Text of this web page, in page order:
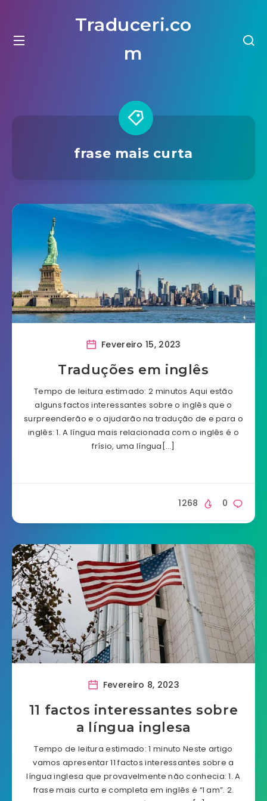
Traduceri.co
m
frase mais curta
Fevereiro 15, 2023
Traduções em inglês
Tempo de leitura estimado: 2 minutos Aqui estão
alguns factos interessantes sobre o inglês que o
surpreenderão e o ajudarão na tradução de e para o
inglês: 1. A língua mais relacionada com o inglês é o
frísio, uma língua[…]
0
1268
Fevereiro 8, 2023
11 factos interessantes sobre
a língua inglesa
Tempo de leitura estimado: 1 minuto Neste artigo
vamos apresentar 11 factos interessantes sobre a
língua inglesa que provavelmente não conhecia: 1. A
frase mais curta e completa em inglês é “I am”. 2.